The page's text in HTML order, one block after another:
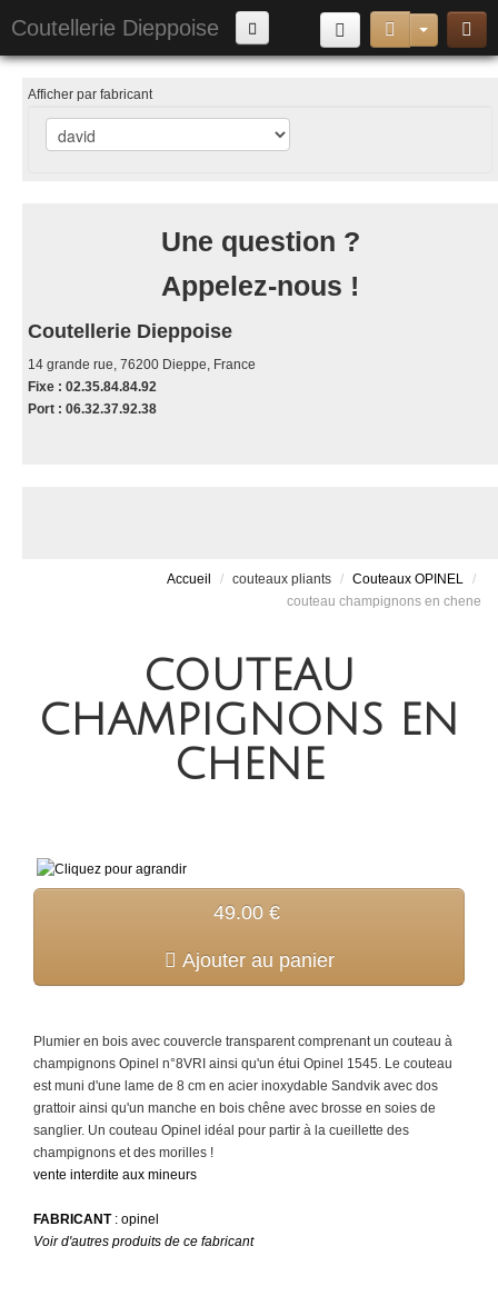
Coutellerie Dieppoise
couteaux pliants
Cannes & Matériels de randonnée et camping
poignard lame fixe
couteau papillon
Afficher par fabricant
Une question ?
Appelez-nous !
Coutellerie Dieppoise
14 grande rue, 76200 Dieppe, France
Fixe : 02.35.84.84.92
Port : 06.32.37.92.38
Accueil / couteaux pliants / Couteaux OPINEL /
couteau champignons en chene
COUTEAU
CHAMPIGNONS EN
CHENE
49.00 €
Ajouter au panier
Plumier en bois avec couvercle transparent comprenant un couteau à
champignons Opinel n°8VRI ainsi qu'un étui Opinel 1545. Le couteau
est muni d'une lame de 8 cm en acier inoxydable Sandvik avec dos
grattoir ainsi qu'un manche en bois chêne avec brosse en soies de
sanglier. Un couteau Opinel idéal pour partir à la cueillette des
champignons et des morilles !
vente interdite aux mineurs
FABRICANT: opinel
Voir d'autres produits de ce fabricant